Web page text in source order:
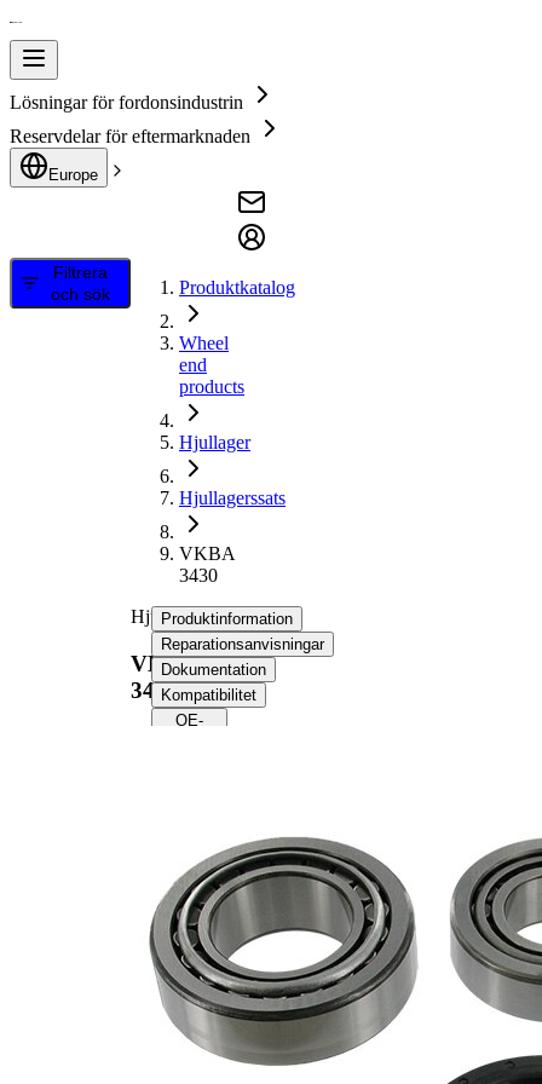
Lösningar för fordonsindustrin
Reservdelar för eftermarknaden
Europe
Filtrera
och sök
Produktkatalog
Wheel
end
products
Hjullager
Hjullagerssats
VKBA
3430
Hjullagerssats
VKBA
3430
Produktinformation
Reparationsanvisningar
Dokumentation
Kompatibilitet
OE-
Bredd 1
Bredd 2
26 mm
Kompletteringsartikel/tilläggsinfo
2
med
packbox
Ytterdiameter 1
62,0
Ytterdiameter 2
Innerdiameter 1